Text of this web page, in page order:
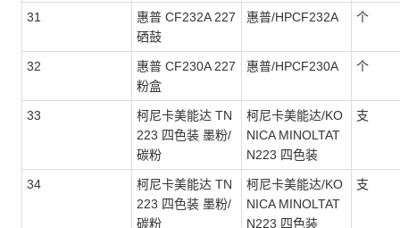
31
惠普 CF232A 227
硒鼓
惠普/HPCF232A 个
32
惠普 CF230A 227
粉盒
惠普/HPCF230A 个
33
柯尼卡美能达 TN
223 四色装 墨粉/
碳粉
柯尼卡美能达/KO
NICA MINOLTAT
N223 四色装
支
34
柯尼卡美能达 TN
223 四色装 墨粉/
碳粉
柯尼卡美能达/KO
NICA MINOLTAT
N223 四色装
支